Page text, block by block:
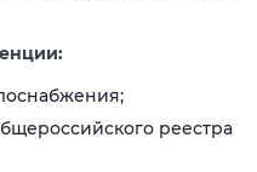
реестра